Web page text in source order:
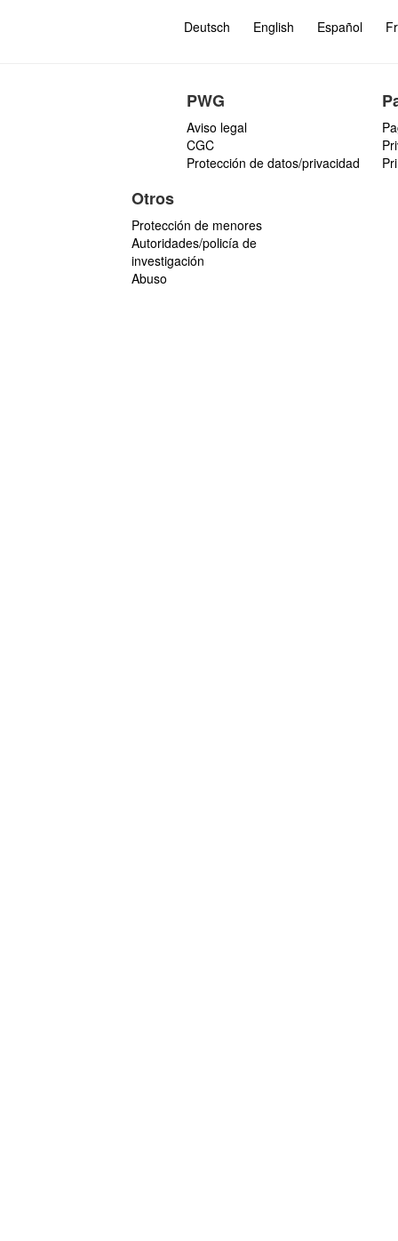
Deutsch English Español
PWG
Aviso legal
CGC
Protección de datos/privacidad
Otros
Protección de menores
Autoridades/policía de
investigación
Abuso